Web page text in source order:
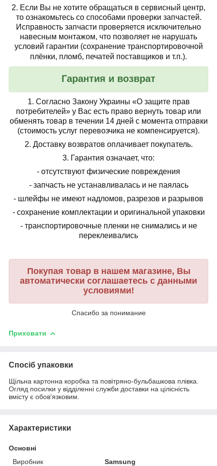
2. Если Вы не хотите обращаться в сервисный центр,
то ознакомьтесь со способами проверки запчастей.
Исправность запчасти проверяется исключительно
навесным монтажом, что позволяет не нарушать
условий гарантии (сохранение транспортировочной
плёнки, пломб, печатей поставщиков и т.п.).
Гарантия и возврат
1. Согласно Закону Украины «О защите прав
потребителей» у Вас есть право вернуть товар или
обменять товар в течении 14 дней с момента отправки
(стоимость услуг перевозчика не компенсируется).
2. Доставку возвратов оплачивает покупатель.
3. Гарантия означает, что:
- отсутствуют физические повреждения
- запчасть не устанавливалась и не паялась
- шлейфы не имеют надломов, разрезов и разрывов
- сохранение комплектации и оригинальной упаковки
- транспортировочные пленки не снимались и не
переклеивались
Покупая товар в нашем магазине, Вы
автоматически соглашаетесь с данными
условиями!
Спасибо за понимание
Приховати
Спосіб упаковки
Щільна картонна коробка та повітряно-бульбашкова плівка.
Огляд посилки у відділенні служби доставки на цілісність
вмісту є обов'язковим.
Характеристики
Основні
Виробник
Samsung